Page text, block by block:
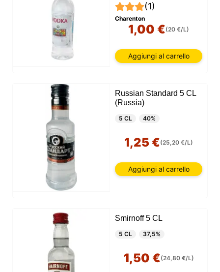
(1)
Charenton
1,00 €(20 €/L)
Aggiungi al carrello
Russian Standard 5 CL
(Russia)
5 CL 40%
1,25 €(25,20 €/L)
Aggiungi al carrello
Smirnoff 5 CL
5 CL 37,5%
1,50 €(24,80 €/L)